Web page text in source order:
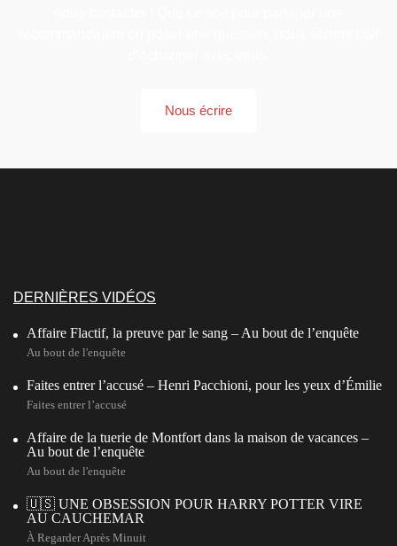
Nous écrire
DERNIÈRES VIDÉOS
Affaire Flactif, la preuve par le sang – Au bout de l’enquête
Au bout de l'enquête
Faites entrer l’accusé – Henri Pacchioni, pour les yeux d’Émilie
Faites entrer l’accusé
Affaire de la tuerie de Montfort dans la maison de vacances –
Au bout de l’enquête
Au bout de l'enquête
🇺🇸 UNE OBSESSION POUR HARRY POTTER VIRE
AU CAUCHEMAR
À Regarder Après Minuit